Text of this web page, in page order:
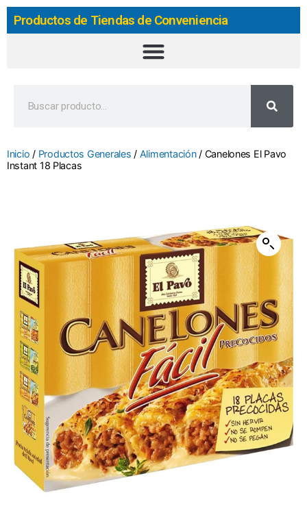
Productos de Tiendas de Conveniencia
Inicio / Productos Generales / Alimentación/ Canelones El Pavo
Instant 18 Placas